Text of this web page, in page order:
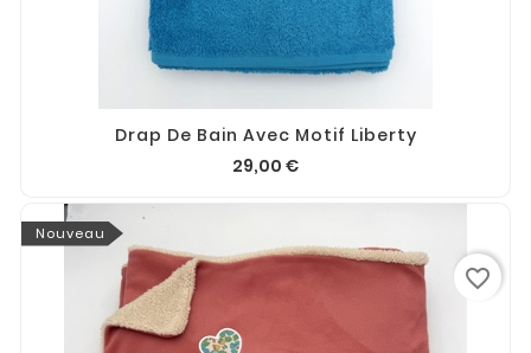
Drap De Bain Avec Motif Liberty
29,00 €
Nouveau
favorite_border